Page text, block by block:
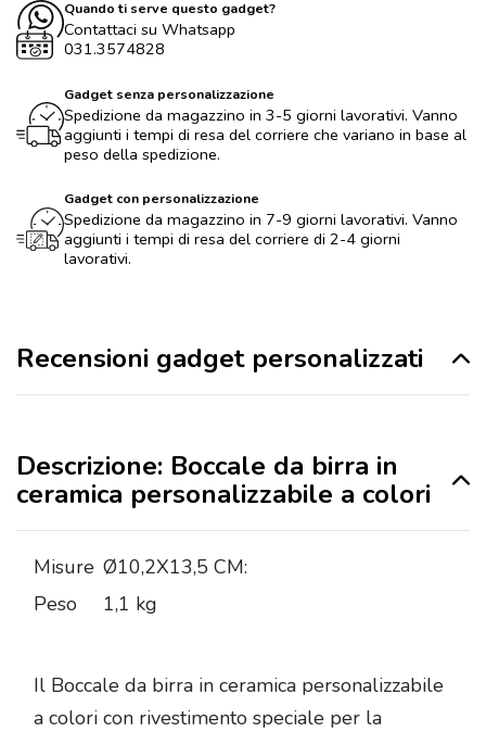
Quando ti serve questo gadget?
Contattaci su Whatsapp
031.3574828
Gadget senza personalizzazione
Spedizione da magazzino in 3-5 giorni lavorativi. Vanno
aggiunti i tempi di resa del corriere che variano in base al
peso della spedizione.
Gadget con personalizzazione
Spedizione da magazzino in 7-9 giorni lavorativi. Vanno
aggiunti i tempi di resa del corriere di 2-4 giorni
lavorativi.
Recensioni gadget personalizzati
Descrizione: Boccale da birra in
ceramica personalizzabile a colori
Misure Ø10,2X13,5 CM:
Peso
1,1 kg
Il Boccale da birra in ceramica personalizzabile
a colori con rivestimento speciale per la